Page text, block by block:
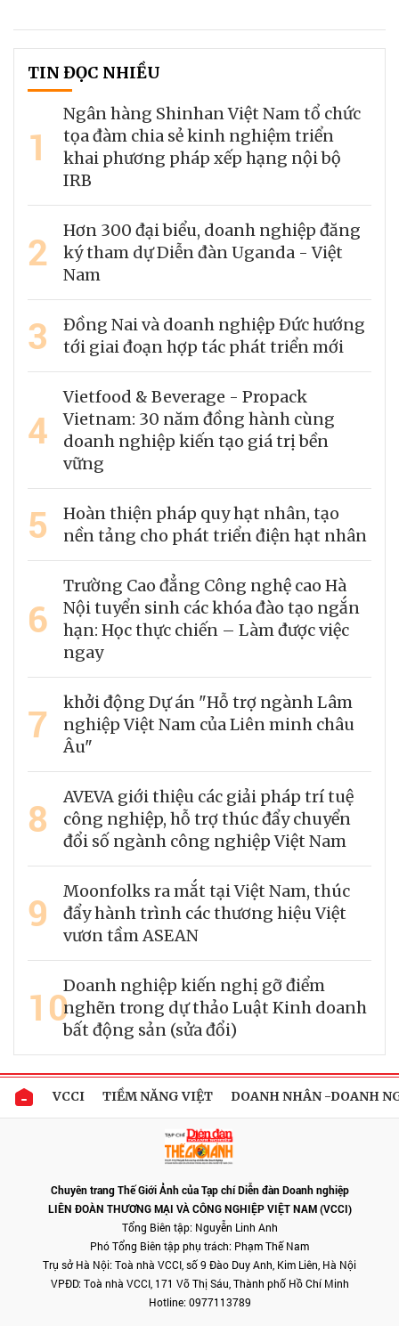
lực hiện tại và xây dựng lộ trình chuyển đổi hiệu quả.
TIN ĐỌC NHIỀU
1
Ngân hàng Shinhan Việt Nam tổ chức
tọa đàm chia sẻ kinh nghiệm triển
khai phương pháp xếp hạng nội bộ
IRB
2
Hơn 300 đại biểu, doanh nghiệp đăng
ký tham dự Diễn đàn Uganda - Việt
Nam
3
Đồng Nai và doanh nghiệp Đức hướng
tới giai đoạn hợp tác phát triển mới
4
Vietfood & Beverage - Propack
Vietnam: 30 năm đồng hành cùng
doanh nghiệp kiến tạo giá trị bền
vững
5
Hoàn thiện pháp quy hạt nhân, tạo
nền tảng cho phát triển điện hạt nhân
6
Trường Cao đẳng Công nghệ cao Hà
Nội tuyển sinh các khóa đào tạo ngắn
hạn: Học thực chiến – Làm được việc
ngay
7
khởi động Dự án "Hỗ trợ ngành Lâm
nghiệp Việt Nam của Liên minh châu
Âu"
8
AVEVA giới thiệu các giải pháp trí tuệ
công nghiệp, hỗ trợ thúc đẩy chuyển
đổi số ngành công nghiệp Việt Nam
9
Moonfolks ra mắt tại Việt Nam, thúc
đẩy hành trình các thương hiệu Việt
vươn tầm ASEAN
10Doanh nghiệp kiến nghị gỡ điểm
nghẽn trong dự thảo Luật Kinh doanh
bất động sản (sửa đổi)
VCCI TIỀM NĂNG VIỆT DOANH NHÂN -DOANH
Chuyên trang Thế Giới Ảnh của Tạp chí Diễn đàn Doanh nghiệp
LIÊN ĐOÀN THƯƠNG MẠI VÀ CÔNG NGHIỆP VIỆT NAM (VCCI)
Tổng Biên tập: Nguyễn Linh Anh
Phó Tổng Biên tập phụ trách: Phạm Thế Nam
Trụ sở Hà Nội: Toà nhà VCCI, số 9 Đào Duy Anh, Kim Liên, Hà Nội
VPĐD: Toà nhà VCCI, 171 Võ Thị Sáu, Thành phố Hồ Chí Minh
Hotline: 0977113789